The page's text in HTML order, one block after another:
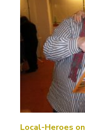
Local-Heroes